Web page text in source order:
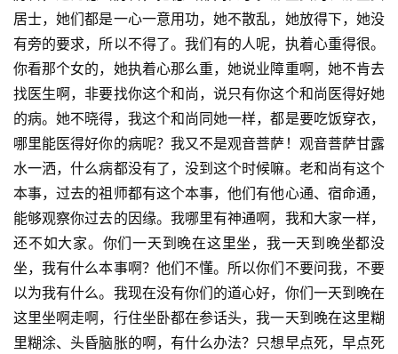
高
僧
访
谈
心
乐
菩
提
专
题
公
居士，她们都是一心一意用功，她不散乱，她放得下，她没
有旁的要求，所以不得了。我们有的人呢，执着心重得很。
你看那个女的，她执着心那么重，她说业障重啊，她不肯去
找医生啊，非要找你这个和尚，说只有你这个和尚医得好她
的病。她不晓得，我这个和尚同她一样，都是要吃饭穿衣，
哪里能医得好你的病呢？我又不是观音菩萨！观音菩萨甘露
水一洒，什么病都没有了，没到这个时候嘛。老和尚有这个
本事，过去的祖师都有这个本事，他们有他心通、宿命通，
能够观察你过去的因缘。我哪里有神通啊，我和大家一样，
还不如大家。你们一天到晚在这里坐，我一天到晚坐都没
坐，我有什么本事啊？他们不懂。所以你们不要问我，不要
以为我有什么。我现在没有你们的道心好，你们一天到晚在
这里坐啊走啊，行住坐卧都在参话头，我一天到晚在这里糊
里糊涂、头昏脑胀的啊，有什么办法？只想早点死，早点死